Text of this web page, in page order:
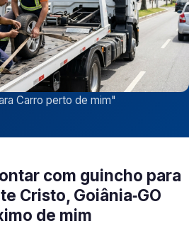
Carro perto de mim"
com guincho para
Cristo, Goiânia‑GO
de mim